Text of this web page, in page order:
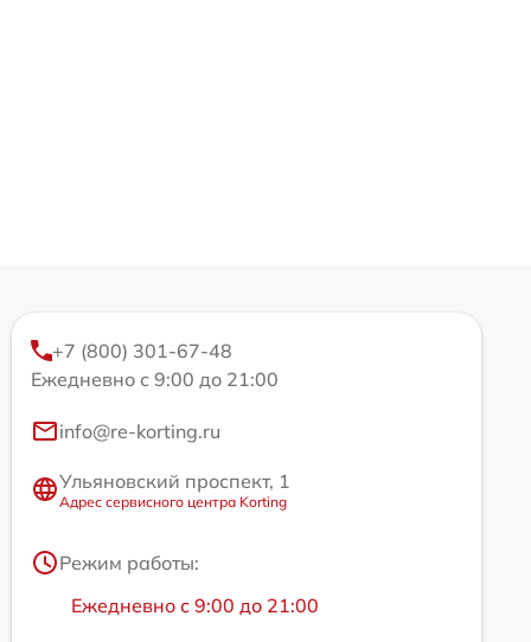
+7 (800) 301-67-48
Ежедневно с 9:00 до 21:00
info@re-korting.ru
Ульяновский проспект, 1
Адрес сервисного центра Korting
Режим работы:
Ежедневно с 9:00 до 21:00